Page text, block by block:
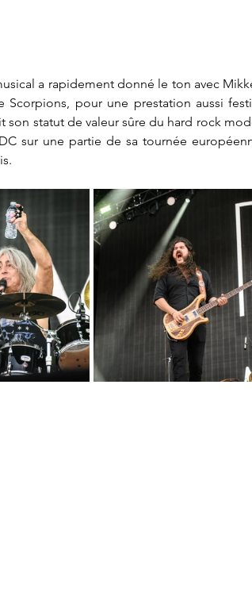
a rapidement donné le ton avec
Scorpions, pour une prestation aussi
son statut de valeur sûre du hard rock
sur une partie de sa tournée